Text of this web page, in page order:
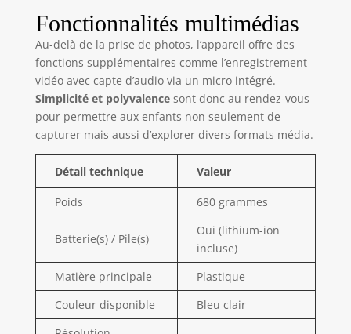
vidéos. PLUS DE
250 PHOTOS
INCLUSES – Ce kit
complet contient 4
rouleaux de papier
thermique pour
imprimer plus de
250 clichés
instantanément.
Plus économique
que le papier
photo classique, il
permet de garder
ou partager ses
souvenirs sans
limite. IDÉE
CADEAU CRÉATIF
ENFANT 8 ANS+ –
Original et
Fonctionnalités multimédias
Au-delà de la prise de photos, l’appareil offre des
fonctions supplémentaires comme l’enregistrement
vidéo avec capte d’audio via un micro intégré.
Simplicité et polyvalencesont donc au rendez-vous
pour permettre aux enfants non seulement de
capturer mais aussi d’explorer divers formats média.
Détail technique Valeur
Poids 680 grammes
Batterie(s) / Pile(s)
Oui (lithium-ion
incluse)
Matière principale
Plastique
Couleur disponible
Bleu clair